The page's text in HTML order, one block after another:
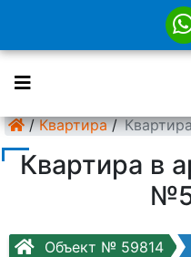
/ Квартира /
Квартира в
Объект № 59814